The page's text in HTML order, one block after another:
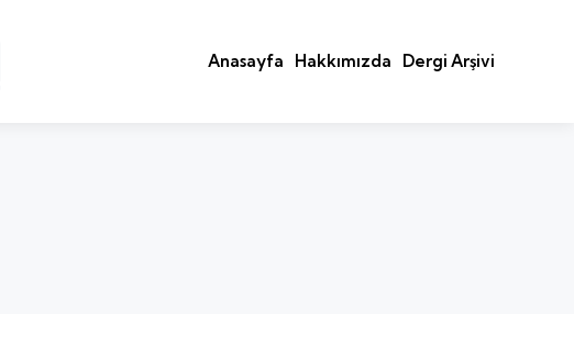
Anasayfa Hakkımızda Dergi Arşivi